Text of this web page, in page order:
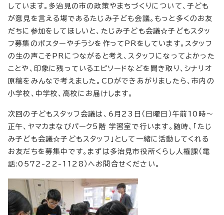
しています。多治見の市の政策やまちづくりについて、子ども
が意見を言える場であるたじみ子ども会議。もっと多くのお友
だちに参加をしてほしいと、たじみ子ども会議☆子どもスタッ
フ募集のポスターやチラシを作ってPRをしています。スタッフ
の生の声こそPRにつながると考え、スタッフになってよかった
ことや、印象に残っているエピソードなどを聞き取り、シナリオ
原稿をみんなで考えました。CDができあがりましたら、市内の
小学校、中学校、高校にお届けします。
次回の子どもスタッフ会議は、6月23日（日曜日）午前10時～
正午、ヤマカまなびパーク5階 学習室で行います。随時、「たじ
み子ども会議☆子どもスタッフ」として一緒に活動してくれる
お友だちを募集中です。まずは多治見市役所くらし人権課（電
話:0572-22-1128）へお問合せください。